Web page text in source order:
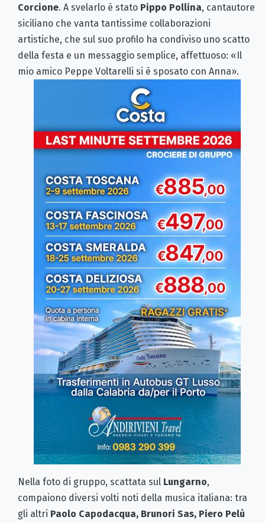
Corcione. A svelarlo è stato Pippo Pollina, cantautore
siciliano che vanta tantissime collaborazioni
artistiche, che sul suo profilo ha condiviso uno scatto
della festa e un messaggio semplice, affettuoso: «Il
mio amico Peppe Voltarelli si è sposato con Anna».
Nella foto di gruppo, scattata sul Lungarno,
compaiono diversi volti noti della musica italiana: tra
gli altri Paolo Capodacqua, Brunori Sas, Piero Pelù